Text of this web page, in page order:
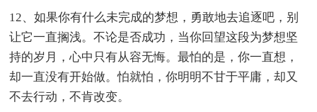
12、如果你有什么未完成的梦想，勇敢地去追逐吧，别
让它一直搁浅。不论是否成功，当你回望这段为梦想坚
持的岁月，心中只有从容无悔。最怕的是，你一直想，
却一直没有开始做。怕就怕，你明明不甘于平庸，却又
不去行动，不肯改变。